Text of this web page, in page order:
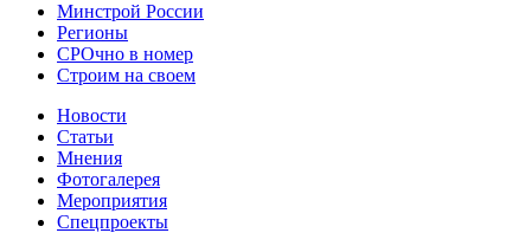
Минстрой России
Регионы
СРОчно в номер
Строим на своем
Новости
Статьи
Мнения
Фотогалерея
Мероприятия
Спецпроекты